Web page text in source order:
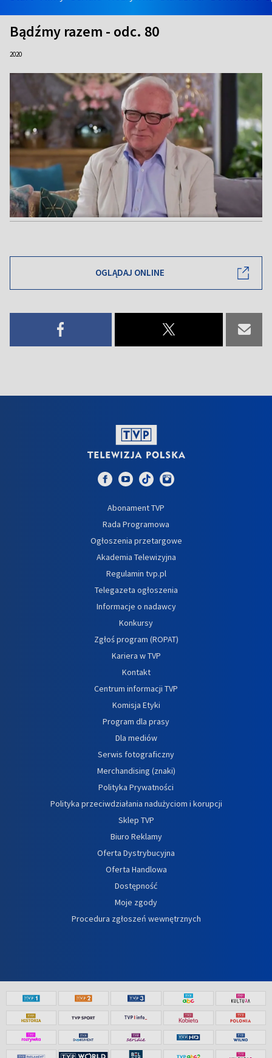
Bądźmy razem - odc. 80
2020
OGLĄDAJ ONLINE
Abonament TVP
Rada Programowa
Ogłoszenia przetargowe
Akademia Telewizyjna
Regulamin tvp.pl
Telegazeta ogłoszenia
Informacje o nadawcy
Konkursy
Zgłoś program (ROPAT)
Kariera w TVP
Kontakt
Centrum informacji TVP
Komisja Etyki
Program dla prasy
Dla mediów
Serwis fotograficzny
Merchandising (znaki)
Polityka Prywatności
Polityka przeciwdziałania nadużyciom i korupcji
Sklep TVP
Biuro Reklamy
Oferta Dystrybucyjna
Oferta Handlowa
Dostępność
Moje zgody
Procedura zgłoszeń wewnętrznych